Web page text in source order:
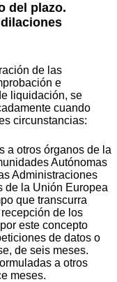
del plazo.
de las
e
liquidación, se
cuando
circunstancias:
otros órganos de la
Autónomas
Administraciones
de la Unión Europea
que transcurra
de los
este concepto
de datos o
de seis meses.
a otros
meses.